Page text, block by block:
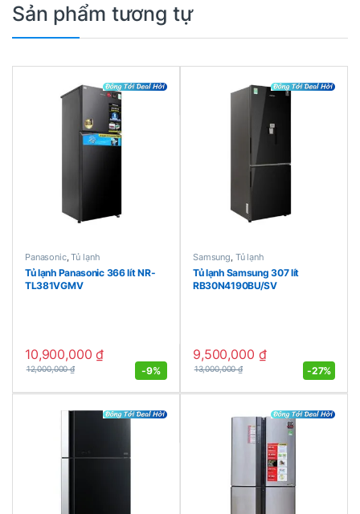
Sản phẩm tương tự
Panasonic,Tủ lạnh
Tủ lạnh Panasonic 366 lít NR-
TL381VGMV
10,900,000₫
12,000,000₫ -9%
Samsung, Tủ lạnh
Tủ lạnh Samsung 307 lít
RB30N4190BU/SV
9,500,000 ₫
13,000,000₫ -27%